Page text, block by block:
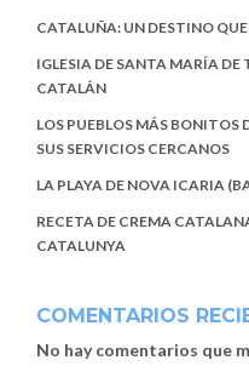
CATALUÑA: UN DESTINO
IGLESIA DE SANTA MARÍA DE
CATALÁN
LOS PUEBLOS MÁS BONITOS
SUS SERVICIOS CERCANOS
LA PLAYA DE NOVA ICARIA
RECETA DE CREMA
CATALUNYA
COMENTARIOS
No hay comentarios que